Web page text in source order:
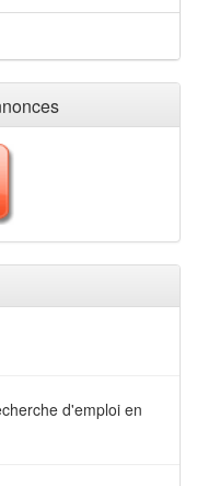
d'emploi en